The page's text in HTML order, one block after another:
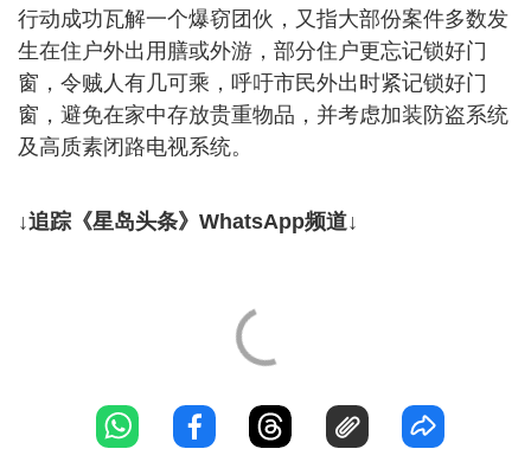
行动成功瓦解一个爆窃团伙，又指大部份案件多数发
生在住户外出用膳或外游，部分住户更忘记锁好门
窗，令贼人有几可乘，呼吁市民外出时紧记锁好门
窗，避免在家中存放贵重物品，并考虑加装防盗系统
及高质素闭路电视系统。
↓追踪《星岛头条》WhatsApp频道↓